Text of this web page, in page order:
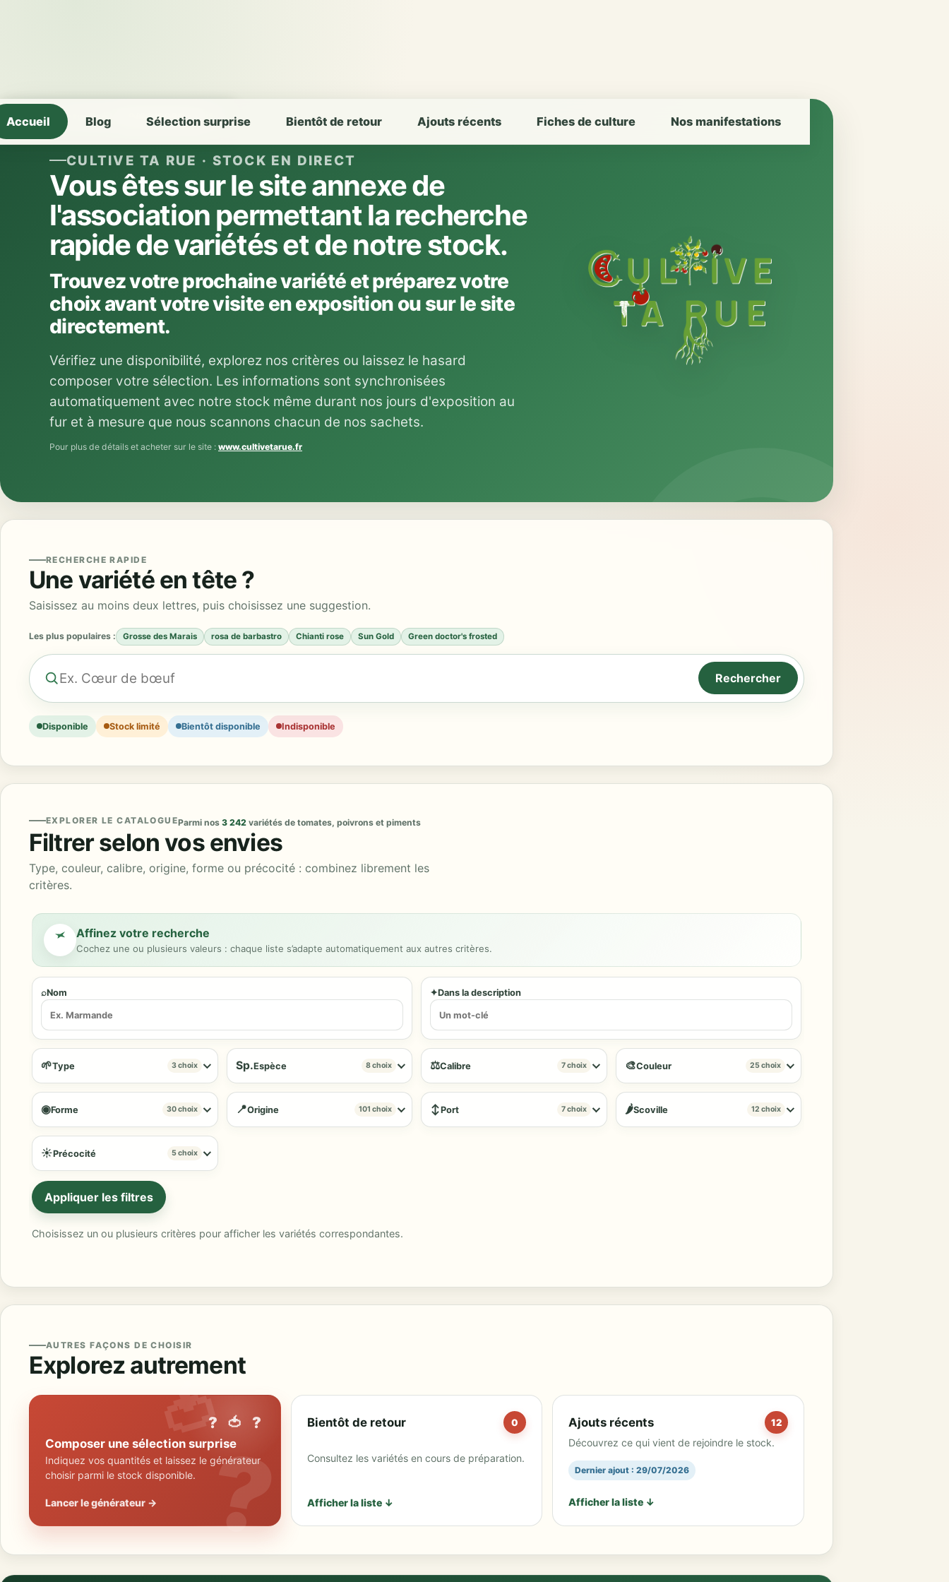
Accueil Blog Sélection surprise Bientôt de retour Ajouts récents Fiches de culture Nos manifestations
Stock actualisé le 08/08/2026 à 17:15
1 visiteur en ligne
CULTIVE TA RUE · STOCK EN DIRECT
Vous êtes sur le site annexe de
l'association permettant la recherche
rapide de variétés et de notre stock.
Trouvez votre prochaine variété et préparez votre
choix avant votre visite en exposition ou sur le site
directement.
Vérifiez une disponibilité, explorez nos critères ou laissez le hasard
composer votre sélection. Les informations sont synchronisées
automatiquement avec notre stock même durant nos jours d'exposition au
fur et à mesure que nous scannons chacun de nos sachets.
Pour plus de détails et acheter sur le site : www.cultivetarue.fr
RECHERCHE RAPIDE
Une variété en tête ?
Saisissez au moins deux lettres, puis choisissez une suggestion.
Les plus populaires : Grosse des Marais rosa de barbastro Chianti rose Sun Gold Green doctor's frosted
Rechercher
Disponible Stock limité Bientôt disponible Indisponible
EXPLORER LE CATALOGUEParmi nos3 242 variétés de tomates, poivrons et piments
Filtrer selon vos envies
Type, couleur, calibre, origine, forme ou précocité : combinez librement les
critères.
AUTRES FAÇONS DE CHOISIR
Explorez autrement
? 🍅 ?
Composer une sélection surprise
Indiquez vos quantités et laissez le générateur
choisir parmi le stock disponible.
Lancer le générateur →
Bientôt de retour 0
Consultez les variétés en cours de préparation.
Afficher la liste ↓
Ajouts récents 12
Découvrez ce qui vient de rejoindre le stock.
Dernier ajout : 29/07/2026
Afficher la liste ↓